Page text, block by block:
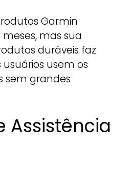
Garmin
mas sua
duráveis faz
usem os
sem grandes
Assistência